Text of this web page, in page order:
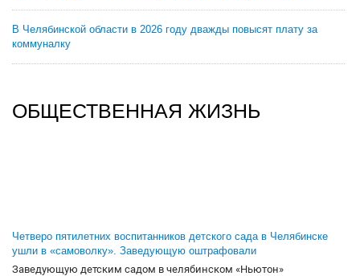
В Челябинской области в 2026 году дважды повысят плату за
коммуналку
ОБЩЕСТВЕННАЯ ЖИЗНЬ
Четверо пятилетних воспитанников детского сада в Челябинске
ушли в «самоволку». Заведующую оштрафовали
Заведующую детским садом в челябинском «Ньютон»